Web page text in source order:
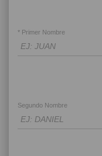
* Primer Nombre
Segundo Nombre